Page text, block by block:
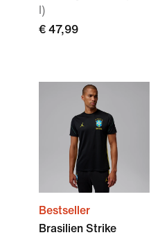
l)
€ 47,99
Bestseller
Brasilien Strike